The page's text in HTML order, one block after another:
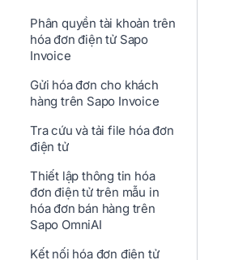
Phân quyền tài khoản trên
hóa đơn điện tử Sapo
Invoice
Gửi hóa đơn cho khách
hàng trên Sapo Invoice
Tra cứu và tải file hóa đơn
điện tử
Thiết lập thông tin hóa
đơn điện tử trên mẫu in
hóa đơn bán hàng trên
Sapo OmniAI
Kết nối hóa đơn điện tử